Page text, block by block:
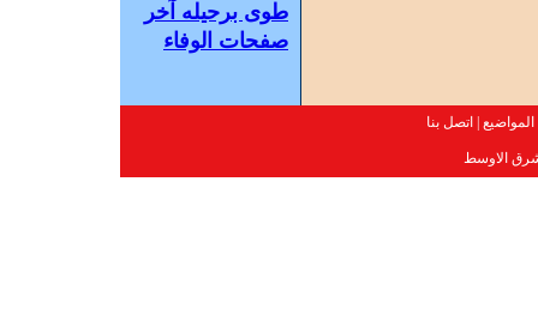
طوى برحيله آخر
صفحات الوفاء
المواضيع اتصل بنا